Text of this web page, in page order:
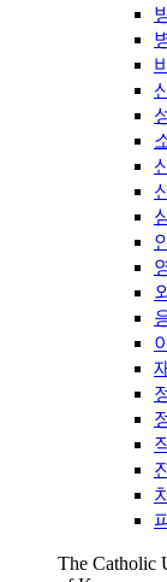
The Catholic